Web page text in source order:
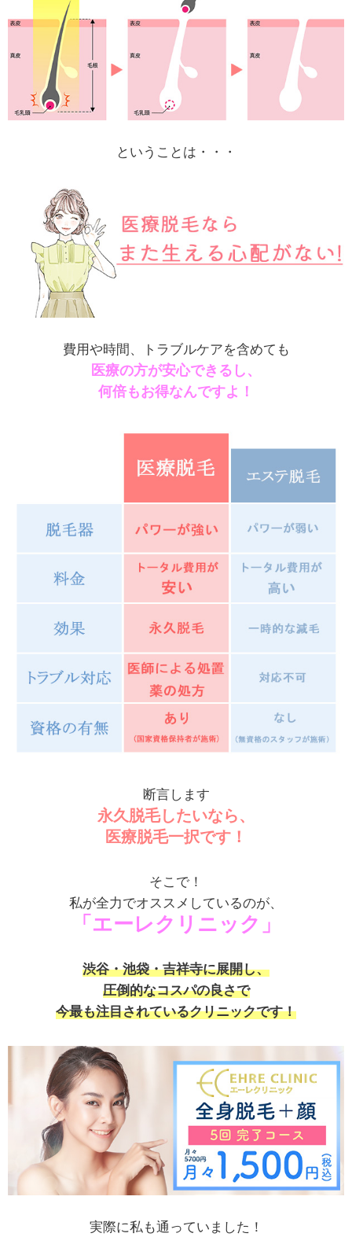
ということは・・・
費用や時間、トラブルケアを含めても
医療の方が安心できるし、
何倍もお得なんですよ！
断言します
永久脱毛したいなら、
医療脱毛一択です！
そこで！
私が全力でオススメしているのが、
「エーレクリニック」
渋谷・池袋・吉祥寺に展開し、
圧倒的なコスパの良さで
今最も注目されているクリニックです！
実際に私も通っていました！